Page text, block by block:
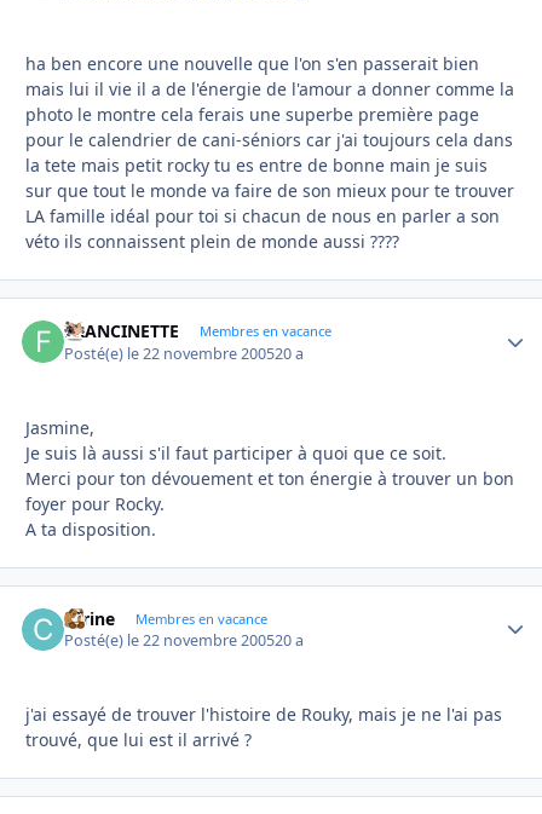
ha ben encore une nouvelle que l'on s'en passerait bien
mais lui il vie il a de l'énergie de l'amour a donner comme la
photo le montre cela ferais une superbe première page
pour le calendrier de cani-séniors car j'ai toujours cela dans
la tete mais petit rocky tu es entre de bonne main je suis
sur que tout le monde va faire de son mieux pour te trouver
LA famille idéal pour toi si chacun de nous en parler a son
véto ils connaissent plein de monde aussi ????
FRANCINETTE Membres en vacance
Posté(e) le 22 novembre 200520 a
Jasmine,
Je suis là aussi s'il faut participer à quoi que ce soit.
Merci pour ton dévouement et ton énergie à trouver un bon
foyer pour Rocky.
A ta disposition.
carine Membres en vacance
Posté(e) le 22 novembre 200520 a
j'ai essayé de trouver l'histoire de Rouky, mais je ne l'ai pas
trouvé, que lui est il arrivé ?